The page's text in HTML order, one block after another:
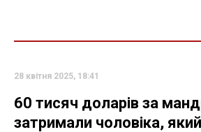
28 квітня 2025, 18:41
60 тисяч доларів за
затримали чоловіка,